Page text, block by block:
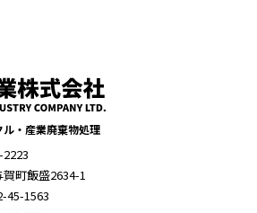
・産業廃棄物処理
2223
町飯盛2634-1
45-1563